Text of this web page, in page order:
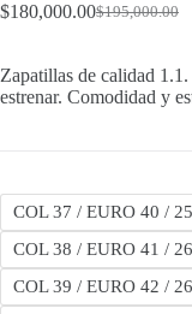
$195,000.00
Original
was:
$195,000.00.
$180,000.00Current
$180,000.00.
Zapatillas de calidad 1.1.
estrenar. Comodidad y
COL 37 / EURO 40 /
COL 38 / EURO 41 /
COL 39 / EURO 42 /